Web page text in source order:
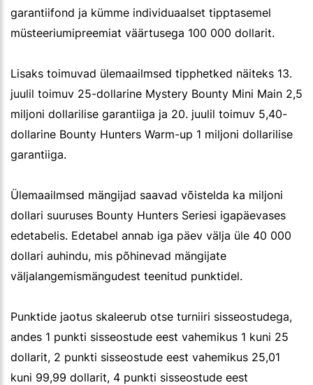
garantiifond ja kümme individuaalset tipptasemel
müsteeriumipreemiat väärtusega 100 000 dollarit.
Lisaks toimuvad ülemaailmsed tipphetked näiteks 13.
juulil toimuv 25-dollarine Mystery Bounty Mini Main 2,5
miljoni dollarilise garantiiga ja 20. juulil toimuv 5,40-
dollarine Bounty Hunters Warm-up 1 miljoni dollarilise
garantiiga.
Ülemaailmsed mängijad saavad võistelda ka miljoni
dollari suuruses Bounty Hunters Seriesi igapäevases
edetabelis. Edetabel annab iga päev välja üle 40 000
dollari auhindu, mis põhinevad mängijate
väljalangemismängudest teenitud punktidel.
Punktide jaotus skaleerub otse turniiri sisseostudega,
andes 1 punkti sisseostude eest vahemikus 1 kuni 25
dollarit, 2 punkti sisseostude eest vahemikus 25,01
kuni 99,99 dollarit, 4 punkti sisseostude eest